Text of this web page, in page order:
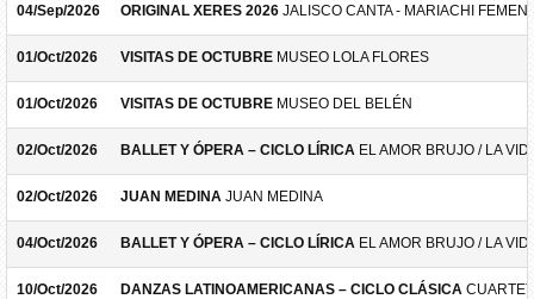
04/Sep/2026 ORIGINAL XERES 2026 JALISCO CANTA - MARIACHI
01/Oct/2026 VISITAS DE OCTUBRE MUSEO LOLA FLORES
01/Oct/2026 VISITAS DE OCTUBRE MUSEO DEL BELÉN
02/Oct/2026 BALLET Y ÓPERA – CICLO LÍRICA EL AMOR BRUJO / LA
02/Oct/2026 JUAN MEDINA JUAN MEDINA
04/Oct/2026 BALLET Y ÓPERA – CICLO LÍRICA EL AMOR BRUJO / LA
10/Oct/2026 DANZAS LATINOAMERICANAS – CICLO CLÁSICA